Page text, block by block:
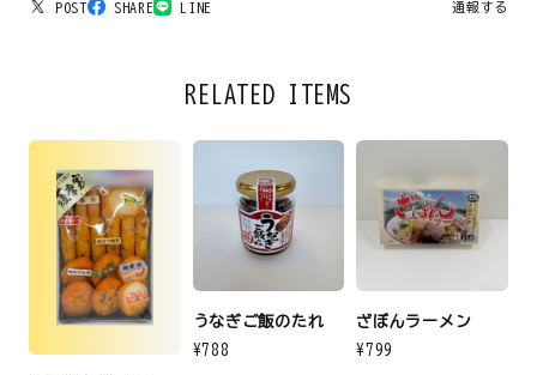
POST SHARE LINE 通報する
RELATED ITEMS
うなぎご飯のたれ
¥788
ざぼんラーメン
¥799